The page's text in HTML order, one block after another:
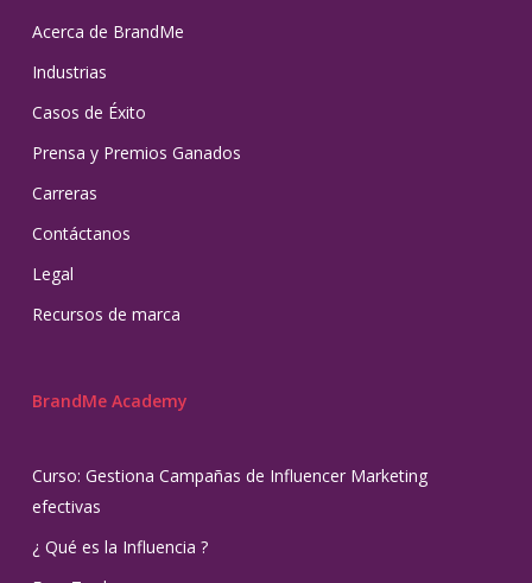
Acerca de BrandMe
Industrias
Casos de Éxito
Prensa y Premios Ganados
Carreras
Contáctanos
Legal
Recursos de marca
BrandMe Academy
Curso: Gestiona Campañas de Influencer Marketing
efectivas
¿ Qué es la Influencia ?